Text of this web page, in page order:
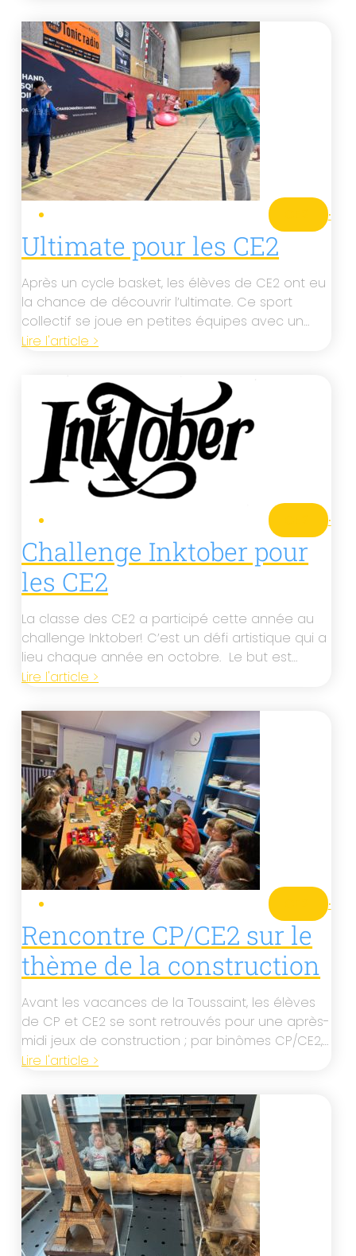
·
Ultimate pour les CE2
Après un cycle basket, les élèves de CE2 ont eu
la chance de découvrir l’ultimate. Ce sport
collectif se joue en petites équipes avec un…
Lire l'article >
·
Challenge Inktober pour
les CE2
La classe des CE2 a participé cette année au
challenge Inktober! C’est un défi artistique qui a
lieu chaque année en octobre. Le but est…
Lire l'article >
·
Rencontre CP/CE2 sur le
thème de la construction
Avant les vacances de la Toussaint, les élèves
de CP et CE2 se sont retrouvés pour une après-
midi jeux de construction ; par binômes CP/CE2,…
Lire l'article >